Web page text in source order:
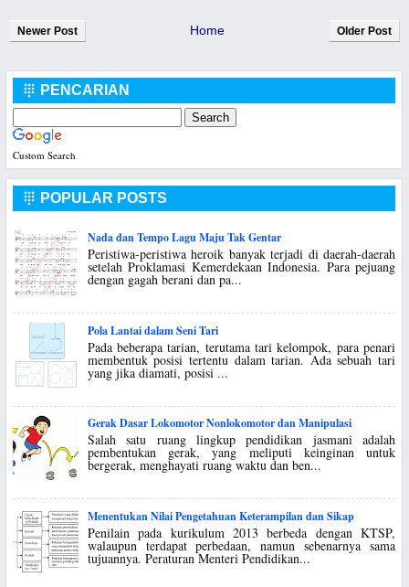
Newer Post Older Post
Home
 PENCARIAN
Custom Search
 POPULAR POSTS
Nada dan Tempo Lagu Maju Tak Gentar
Peristiwa-peristiwa heroik banyak terjadi di daerah-daerah
setelah Proklamasi Kemerdekaan Indonesia. Para pejuang
dengan gagah berani dan pa...
Pola Lantai dalam Seni Tari
Pada beberapa tarian, terutama tari kelompok, para penari
membentuk posisi tertentu dalam tarian. Ada sebuah tari
yang jika diamati, posisi ...
Gerak Dasar Lokomotor Nonlokomotor dan Manipulasi
Salah satu ruang lingkup pendidikan jasmani adalah
pembentukan gerak, yang meliputi keinginan untuk
bergerak, menghayati ruang waktu dan ben...
Menentukan Nilai Pengetahuan Keterampilan dan Sikap
Penilain pada kurikulum 2013 berbeda dengan KTSP,
walaupun terdapat perbedaan, namun sebenarnya sama
tujuannya. Peraturan Menteri Pendidikan...